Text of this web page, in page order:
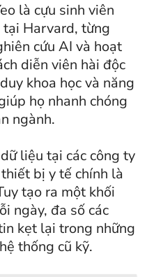
là cựu sinh viên
tại Harvard, từng
cứu AI và hoạt
diễn viên hài độc
khoa học và năng
họ nhanh chóng
ngành.
liệu tại các công ty
bị y tế chính là
tạo ra một khối
ngày, đa số các
kẹt lại trong những
thống cũ kỹ.